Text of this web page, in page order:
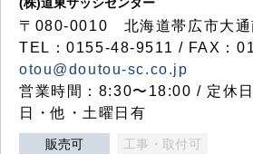
〒080-0010 北海道帯広市大
TEL：0155-48-9511 / FAX：
otou@doutou-sc.co.jp
営業時間：8:30〜18:00 / 定休
日・他・土曜日有
販売可 工事・取付可